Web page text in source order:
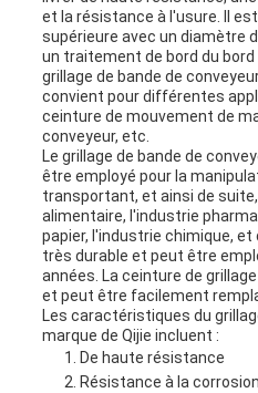
et la résistance à l'usure. Il
supérieure avec un diamètre
un traitement de bord du bord
grillage de bande de
convient pour différentes
ceinture de mouvement de
conveyeur, etc.
Le grillage de bande de
être employé pour la
transportant, et ainsi de
alimentaire, l'industrie
papier, l'industrie chimique,
très durable et peut être
années. La ceinture de
et peut être facilement
Les caractéristiques du
marque de Qijie incluent :
De haute résistance
Résistance à la corrosion